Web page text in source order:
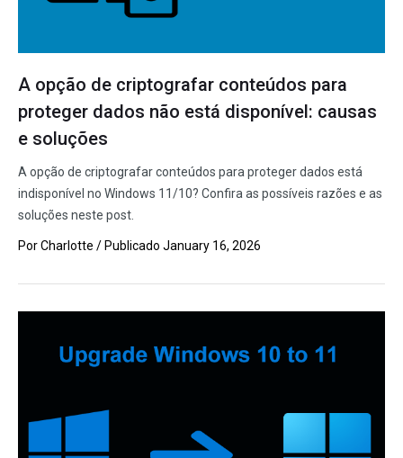
A opção de criptografar conteúdos para
proteger dados não está disponível: causas
e soluções
A opção de criptografar conteúdos para proteger dados está
indisponível no Windows 11/10? Confira as possíveis razões e as
soluções neste post.
PorCharlotte / Publicado January 16, 2026